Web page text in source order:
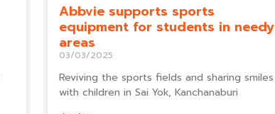
Abbvie supports sports
equipment for students in needy
areas
03/03/2025
Reviving the sports fields and sharing smiles
with children in Sai Yok, Kanchanaburi